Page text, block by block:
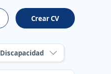
Crear CV
Discapacidad